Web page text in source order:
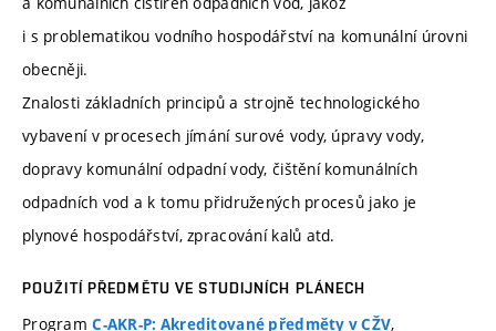
i s problematikou vodního hospodářství na komunální úrovni
obecněji.
Znalosti základních principů a strojně technologického
vybavení v procesech jímání surové vody, úpravy vody,
dopravy komunální odpadní vody, čištění komunálních
odpadních vod a k tomu přidružených procesů jako je
plynové hospodářství, zpracování kalů atd.
POUŽITÍ PŘEDMĚTU VE STUDIJNÍCH PLÁNECH
ProgramC-AKR-P: Akreditované předměty v CŽV,